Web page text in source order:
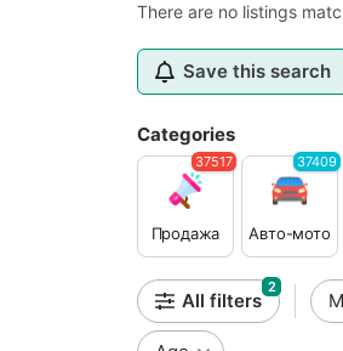
There are no listings
Save this search
Categories
Продажа
37517
Авто-мото
37409
All filters
2